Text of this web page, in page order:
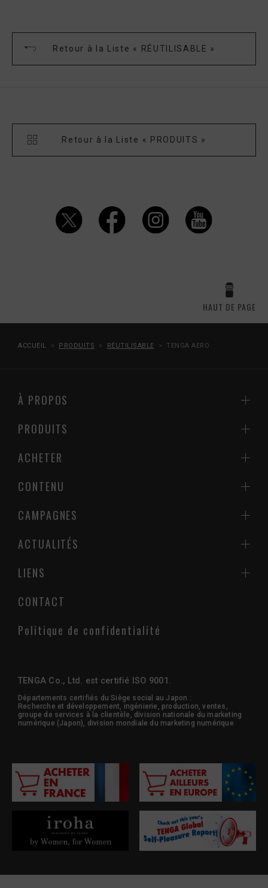
Retour à la Liste « RÉUTILISABLE »
Retour à la Liste « PRODUITS »
HAUT DE PAGE
ACCUEIL PRODUITS RÉUTILISABLE TENGA AERO
À PROPOS
PRODUITS
ACHETER
CONTENU
ACTUALITÉS
CONTACT
Politique de confidentialité
CAMPAGNES
LIENS
TENGA Co., Ltd. est certifié ISO 9001.
Départements certifiés du Siège social au Japon :
Recherche et développement, ingénierie, production, ventes,
groupe de services à la clientèle, division nationale du marketing
numérique (Japon), division mondiale du marketing numérique